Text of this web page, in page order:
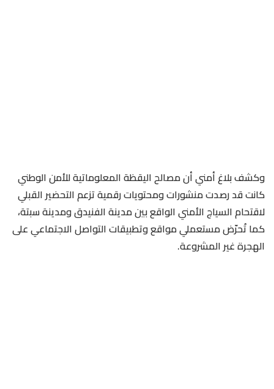
وكشف بلاغ أمني أن مصالح اليقظة المعلوماتية للأمن الوطني
كانت قد رصدت منشورات ومحتويات رقمية تزعم التحضير القبلي
لاقتحام السياج الأمني الواقع بين مدينة الفنيدق ومدينة سبتة،
كما تُحرّض مستعملي مواقع وتطبيقات التواصل الاجتماعي على
الهجرة غير المشروعة.